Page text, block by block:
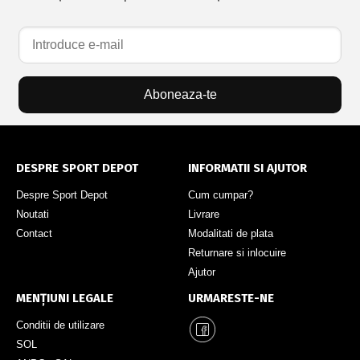
Aboneaza-te
DESPRE SPORT DEPOT
Despre Sport Depot
Noutati
Contact
INFORMATII SI AJUTOR
Cum cumpar?
Livrare
Modalitati de plata
Returnare si inlocuire
Ajutor
MENȚIUNI LEGALE
Conditii de utilizare
SOL
URMARESTE-NE